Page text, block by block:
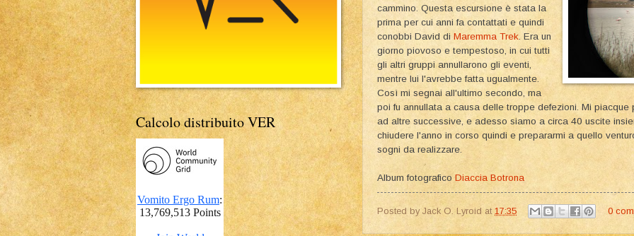
cammino. Questa escursione è stata la
prima per cui anni fa contattati e quindi
conobbi David di Maremma Trek . Era un
giorno piovoso e tempestoso, in cui tutti
gli altri gruppi annullarono gli eventi,
mentre lui l'avrebbe fatta ugualmente.
Così mi segnai all'ultimo secondo, ma
poi fu annullata a causa delle troppe defezioni. Mi
ad altre successive, e adesso siamo a circa 40 uscite
chiudere l'anno in corso quindi e prepararmi a quello
sogni da realizzare.
Album fotograficoDiaccia Botrona
Posted by Jack O. Lyroid at 17:35 0
Calcolo distribuito VER